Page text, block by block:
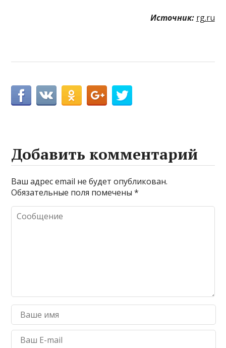
Источник: rg.ru
Добавить комментарий
Ваш адрес email не будет опубликован.
Обязательные поля помечены*